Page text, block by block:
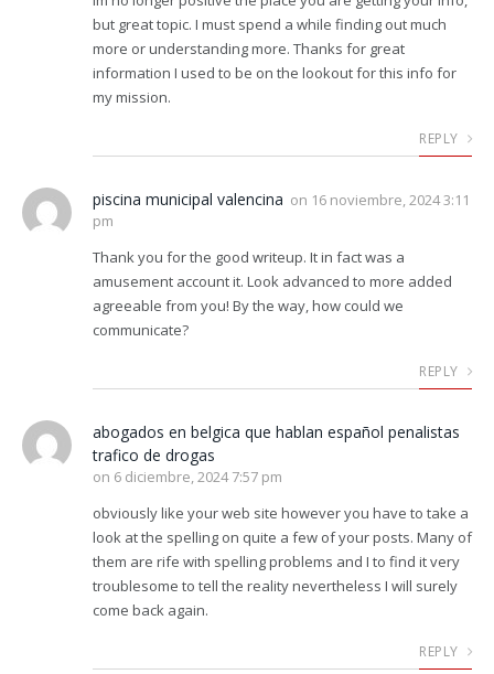
but great topic. I must spend a while finding out much
more or understanding more. Thanks for great
information I used to be on the lookout for this info for
my mission.
REPLY
piscina municipal valencina on 16 noviembre, 2024 3:11
pm
Thank you for the good writeup. It in fact was a
amusement account it. Look advanced to more added
agreeable from you! By the way, how could we
communicate?
REPLY
abogados en belgica que hablan español penalistas
trafico de drogas
on 6 diciembre, 2024 7:57 pm
obviously like your web site however you have to take a
look at the spelling on quite a few of your posts. Many of
them are rife with spelling problems and I to find it very
troublesome to tell the reality nevertheless I will surely
come back again.
REPLY